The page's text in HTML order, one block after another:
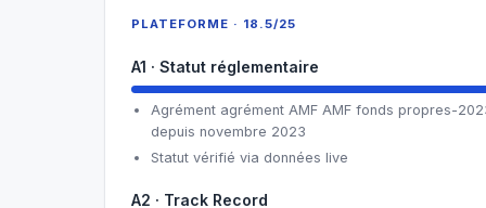
PLATEFORME · 18.5/25
A1 · Statut réglementaire
Agrément agrément AMF AMF fonds propres-
depuis novembre 2023
Statut vérifié via données live
A2 · Track Record